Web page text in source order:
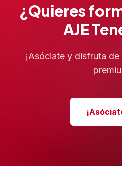
¿Quieres
AJE
¡Asóciate y disfruta